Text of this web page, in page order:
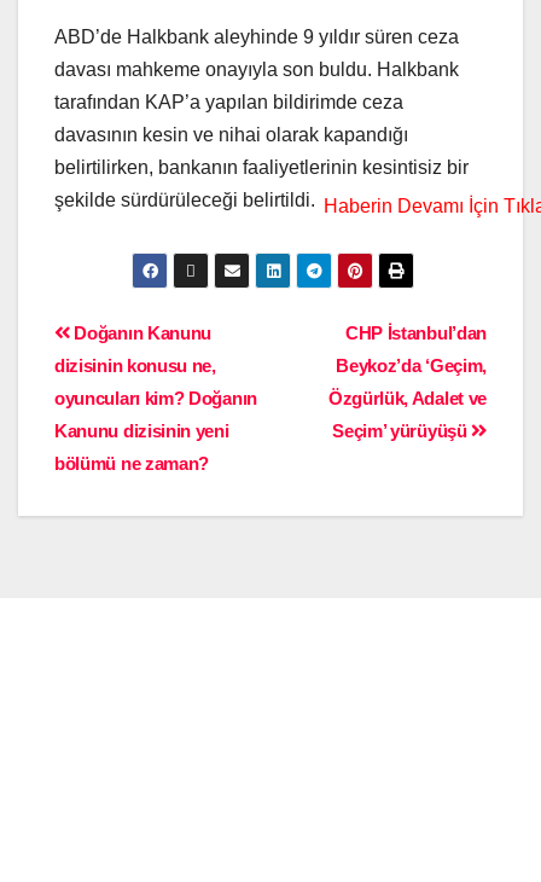
ABD’de Halkbank aleyhinde 9 yıldır süren ceza
davası mahkeme onayıyla son buldu. Halkbank
tarafından KAP’a yapılan bildirimde ceza
davasının kesin ve nihai olarak kapandığı
belirtilirken, bankanın faaliyetlerinin kesintisiz bir
şekilde sürdürüleceği belirtildi.
CHP İstanbul’dan
Beykoz’da ‘Geçim,
Özgürlük, Adalet ve
Seçim’ yürüyüşü
Doğanın Kanunu
dizisinin konusu ne,
oyuncuları kim? Doğanın
Kanunu dizisinin yeni
bölümü ne zaman?